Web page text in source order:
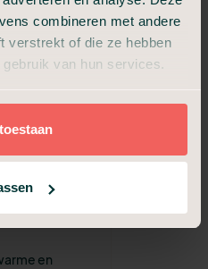
combineren met andere
verstrekt of die ze hebben
van hun services.
steun aan de
nieuw. Mijn
verliep
en